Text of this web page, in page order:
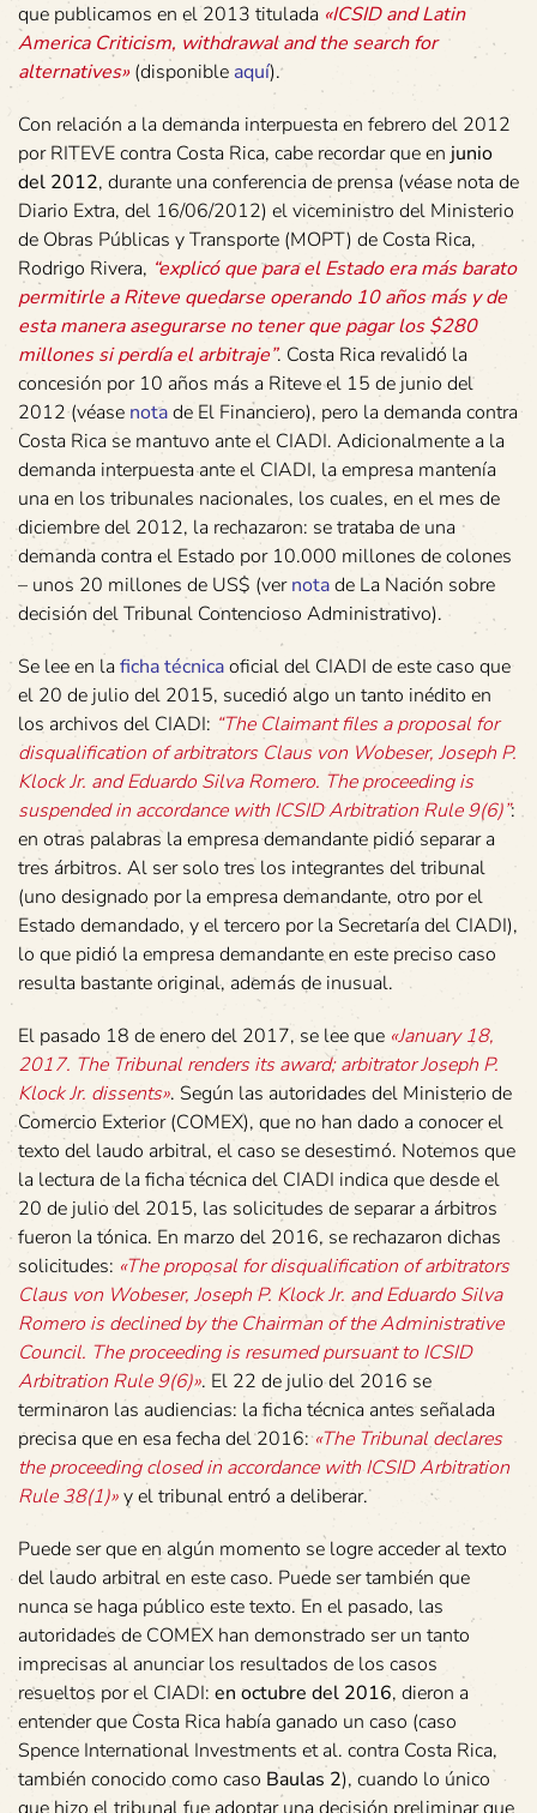
que publicamos en el 2013 titulada «ICSID and Latin
America Criticism, withdrawal and the search for
alternatives»(disponible aquí).
Con relación a la demanda interpuesta en febrero del 2012
por RITEVE contra Costa Rica, cabe recordar que en junio
del 2012, durante una conferencia de prensa (véase nota de
Diario Extra, del 16/06/2012) el viceministro del Ministerio
de Obras Públicas y Transporte (MOPT) de Costa Rica,
Rodrigo Rivera, “explicó que para el Estado era más barato
permitirle a Riteve quedarse operando 10 años más y de
esta manera asegurarse no tener que pagar los $280
millones si perdía el arbitraje”. Costa Rica revalidó la
concesión por 10 años más a Riteve el 15 de junio del
2012 (véase notade El Financiero), pero la demanda contra
Costa Rica se mantuvo ante el CIADI. Adicionalmente a la
demanda interpuesta ante el CIADI, la empresa mantenía
una en los tribunales nacionales, los cuales, en el mes de
diciembre del 2012, la rechazaron: se trataba de una
demanda contra el Estado por 10.000 millones de colones
– unos 20 millones de US$ (vernotade La Nación sobre
decisión del Tribunal Contencioso Administrativo).
Se lee en laficha técnicaoficial del CIADI de este caso que
el 20 de julio del 2015, sucedió algo un tanto inédito en
los archivos del CIADI: “The Claimant files a proposal for
disqualification of arbitrators Claus von Wobeser, Joseph P.
Klock Jr. and Eduardo Silva Romero. The proceeding is
suspended in accordance with ICSID Arbitration Rule 9(6)”:
en otras palabras la empresa demandante pidió separar a
tres árbitros. Al ser solo tres los integrantes del tribunal
(uno designado por la empresa demandante, otro por el
Estado demandado, y el tercero por la Secretaría del CIADI),
lo que pidió la empresa demandante en este preciso caso
resulta bastante original, además de inusual.
El pasado 18 de enero del 2017, se lee que «January 18,
2017. The Tribunal renders its award; arbitrator Joseph P.
Klock Jr. dissents». Según las autoridades del Ministerio de
Comercio Exterior (COMEX), que no han dado a conocer el
texto del laudo arbitral, el caso se desestimó. Notemos que
la lectura de la ficha técnica del CIADI indica que desde el
20 de julio del 2015, las solicitudes de separar a árbitros
fueron la tónica. En marzo del 2016, se rechazaron dichas
solicitudes: «The proposal for disqualification of arbitrators
Claus von Wobeser, Joseph P. Klock Jr. and Eduardo Silva
Romero is declined by the Chairman of the Administrative
Council. The proceeding is resumed pursuant to ICSID
Arbitration Rule 9(6)». El 22 de julio del 2016 se
terminaron las audiencias: la ficha técnica antes señalada
precisa que en esa fecha del 2016:«The Tribunal declares
the proceeding closed in accordance with ICSID Arbitration
Rule 38(1)»y el tribunal entró a deliberar.
Puede ser que en algún momento se logre acceder al texto
del laudo arbitral en este caso. Puede ser también que
nunca se haga público este texto. En el pasado, las
autoridades de COMEX han demonstrado ser un tanto
imprecisas al anunciar los resultados de los casos
resueltos por el CIADI: en octubre del 2016, dieron a
entender que Costa Rica había ganado un caso (caso
Spence International Investments et al. contra Costa Rica,
también conocido como caso Baulas 2), cuando lo único